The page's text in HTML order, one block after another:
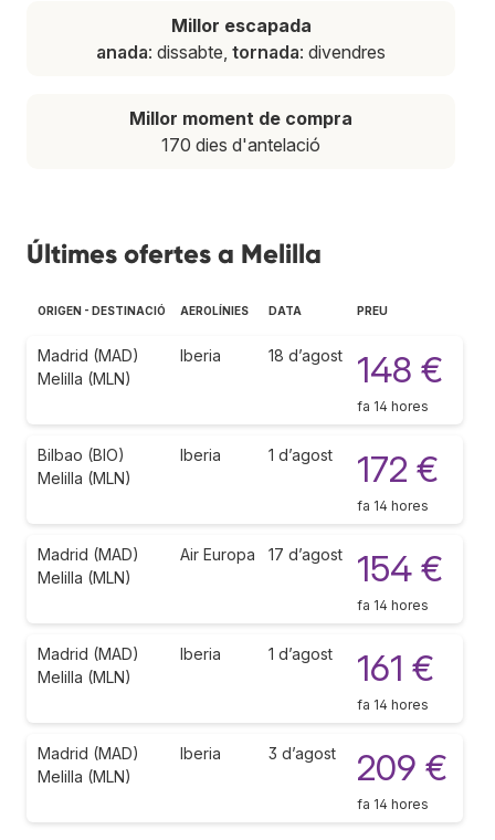
Millor escapada
anada: dissabte, tornada: divendres
Millor moment de compra
170 dies d'antelació
Últimes ofertes a Melilla
ORIGEN - DESTINACIÓ AEROLÍNIES DATA PREU
Madrid (MAD)
Melilla (MLN)
Iberia 18 d’agost 148 €
fa 14 hores
Bilbao (BIO)
Melilla (MLN)
Iberia 1 d’agost 172 €
fa 14 hores
Madrid (MAD)
Melilla (MLN)
Air Europa 17 d’agost 154 €
fa 14 hores
Madrid (MAD)
Melilla (MLN)
Iberia 1 d’agost 161 €
fa 14 hores
Madrid (MAD)
Melilla (MLN)
Iberia 3 d’agost 209 €
fa 14 hores